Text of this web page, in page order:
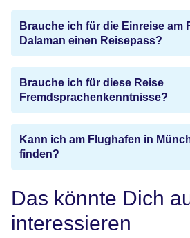
Brauche ich für die Einreise am
Dalaman einen Reisepass?
Brauche ich für diese Reise
Fremdsprachenkenntnisse?
Kann ich am Flughafen in
finden?
Das könnte Dich
interessieren